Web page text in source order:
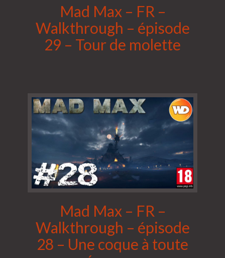
Mad Max – FR –
Walkthrough – épisode
29 – Tour de molette
Mad Max – FR –
Walkthrough – épisode
28 – Une coque à toute